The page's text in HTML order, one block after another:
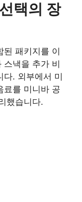
택의 장
된 패키지를 이
스낵을 추가 비
다. 외부에서 미
료를 미니바 공
했습니다.